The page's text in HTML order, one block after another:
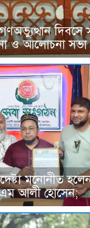
দিবসে
ও আলোচনা
মনোনীত
এম আলী হোসেন;